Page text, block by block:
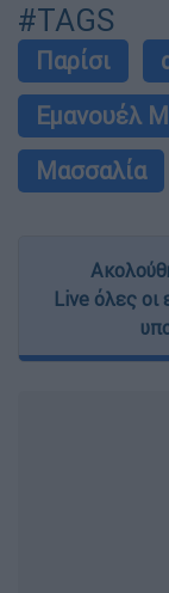
#TAGS
Παρίσι
Εμανουέλ
Μασσαλία
Live όλες οι